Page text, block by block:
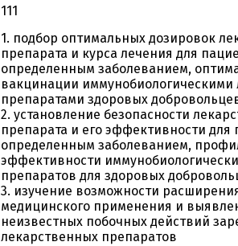
111
1. подбор оптимальных дозировок
препарата и курса лечения для
определенным заболеванием,
вакцинации
препаратами здоровых
2. установление безопасности
препарата и его эффективности для
определенным заболеванием,
эффективности
препаратов для здоровых
3. изучение возможности
медицинского применения и
неизвестных побочных действий
лекарственных препаратов